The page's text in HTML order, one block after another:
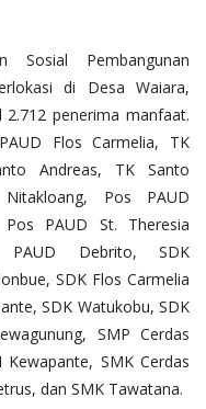
Sosial Pembangunan
di Desa Waiara,
penerima manfaat.
Flos Carmelia, TK
Andreas, TK Santo
Pos PAUD
PAUD St. Theresia
PAUD Debrito, SDK
SDK Flos Carmelia
SDK Watukobu, SDK
SMP Cerdas
SMK Cerdas
dan SMK Tawatana.